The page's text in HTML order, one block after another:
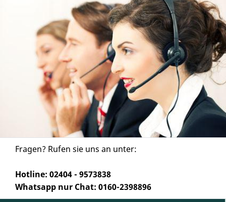
Fragen? Rufen sie uns an unter:
Hotline: 02404 - 9573838
Whatsapp nur Chat: 0160-2398896